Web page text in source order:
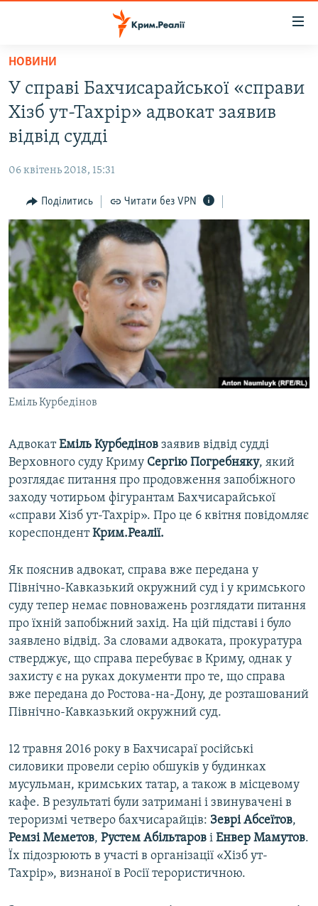
Перейти
основного
матеріалу
Перейти
до
основної
Перейти
до
пошуку
ВОДА.КРИМ
ВІДЕО ТА ФОТО
БЛОГИ
ПОГЛЯД
ІНТЕРВ'Ю
ВСЕ ЗА ДЕНЬ
СПЕЦПРОЕКТИ
ДЕПОРТАЦІЯ
ВІДЕОУРОКИ «ELIFBE»
СВІДЧЕННЯ ОКУПАЦІЇ
УКРАЇНСЬКА ПРОБЛЕМА КРИМУ
ІНФОГРАФІКА
ЯК ОБІЙТИ БЛОКУВАННЯ
Русский
Qırımtatar
ДОЛУЧАЙСЯ!
Усі сайти RFE/RL
НОВИНИ
У справі Бахчисарайської «справи
Хізб ут-Тахрір» адвокат заявив
відвід судді
06 квітень 2018, 15:31
Поділитись Читати без VPN
Еміль Курбедінов
АдвокатЕміль Курбедінов заявив відвід судді
Верховного суду Криму Сергію Погребняку, який
розглядає питання про продовження запобіжного
заходу чотирьом фігурантам Бахчисарайської
«справи Хізб ут-Тахрір». Про це 6 квітня повідомляє
кореспондентКрим.Реалії.
Як пояснив адвокат, справа вже передана у
Північно-Кавказький окружний суд і у кримського
суду тепер немає повноважень розглядати питання
про їхній запобіжний захід. На цій підставі і було
заявлено відвід. За словами адвоката, прокуратура
стверджує, що справа перебуває в Криму, однак у
захисту є на руках документи про те, що справа
вже передана до Ростова-на-Дону, де розташований
Північно-Кавказький окружний суд.
12 травня 2016 року в Бахчисараї російські
силовики провели серію обшуків у будинках
мусульман, кримських татар, а також в місцевому
кафе. В результаті були затримані і звинувачені в
тероризмі четверо бахчисарайців: Зеврі Абсеїтов,
Ремзі Меметов, Рустем Абільтаров і Енвер Мамутов.
Їх підозрюють в участі в організації «Хізб ут-
Тахрір», визнаної в Росії терористичною.